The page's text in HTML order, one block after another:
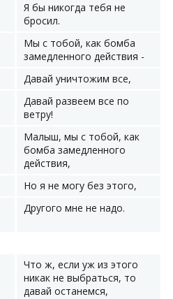
Я бы никогда тебя не
бросил.
Мы с тобой, как бомба
замедленного действия -
Давай уничтожим все,
Давай развеем все по
ветру!
Малыш, мы с тобой, как
бомба замедленного
действия,
Но я не могу без этого,
Другого мне не надо.
Что ж, если уж из этого
никак не выбраться, то
давай останемся,